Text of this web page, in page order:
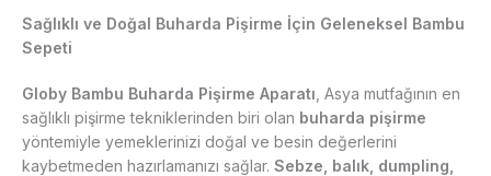
Sağlıklı ve Doğal Buharda Pişirme İçin Geleneksel Bambu
Sepeti
Globy Bambu Buharda Pişirme Aparatı , Asya mutfağının en
sağlıklı pişirme tekniklerinden biri olan buharda pişirme
yöntemiyle yemeklerinizi doğal ve besin değerlerini
kaybetmeden hazırlamanızı sağlar. Sebze, balık, dumpling,